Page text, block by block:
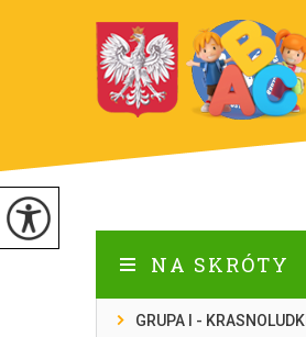
NA SKRÓTY
GRUPA I - KRASNOLUDKI